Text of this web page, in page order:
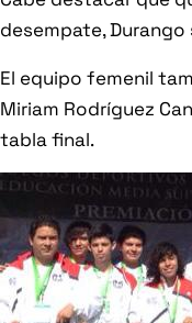
desempate,
El equipo femenil
Miriam Rodríguez
tabla final.